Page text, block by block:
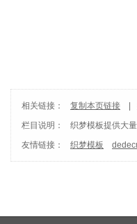
相关链接： 复制本页链接
栏目说明：
织梦模板提供大
友情链接：
织梦模板